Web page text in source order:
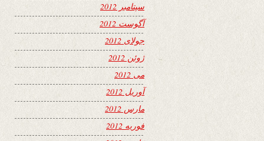
سپتامبر 2012
آگوست 2012
جولای 2012
ژوئن 2012
می 2012
آوریل 2012
مارس 2012
فوریه 2012